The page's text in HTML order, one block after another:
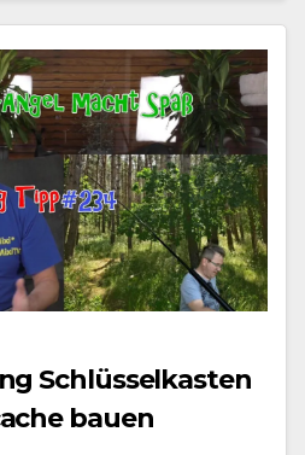
Schlüsselkasten
bauen